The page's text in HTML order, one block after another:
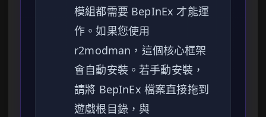
模組都需要 BepInEx 才能運
作。如果您使用
r2modman，這個核心框架
會自動安裝。若手動安裝，
請將 BepInEx 檔案直接拖到
遊戲根目錄，與